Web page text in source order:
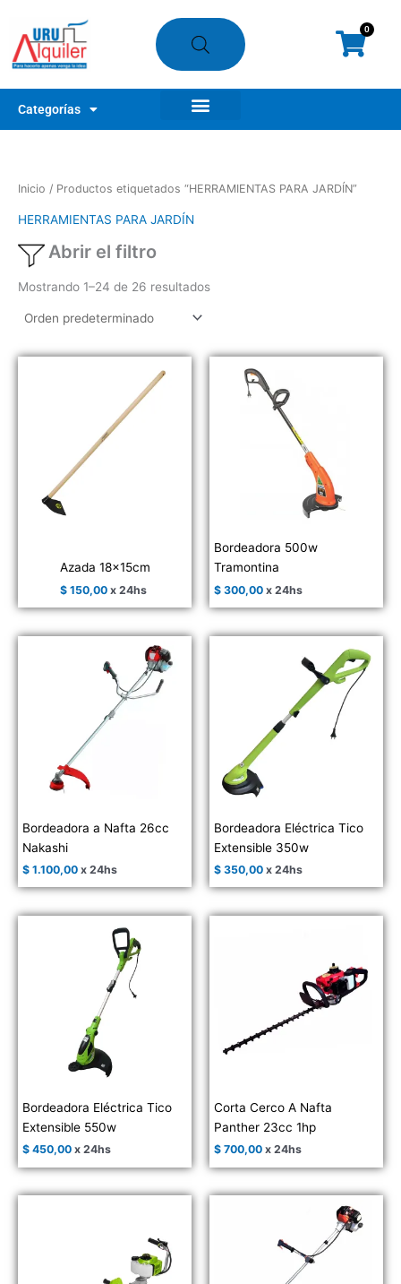
contenido
0
Cart
Categorías
Inicio / Productos etiquetados “HERRAMIENTAS PARA JARDÍN”
HERRAMIENTAS PARA JARDÍN
Abrir el filtro
Mostrando 1–24 de 26 resultados
Azada 18x15cm
$150,00x 24hs
Bordeadora 500w
Tramontina
$ 300,00 x 24hs
Bordeadora a Nafta 26cc
Nakashi
$ 1.100,00 x 24hs
Bordeadora Eléctrica Tico
Extensible 350w
$ 350,00 x 24hs
Bordeadora Eléctrica Tico
Extensible 550w
$ 450,00 x 24hs
Corta Cerco A Nafta
Panther 23cc 1hp
$ 700,00 x 24hs